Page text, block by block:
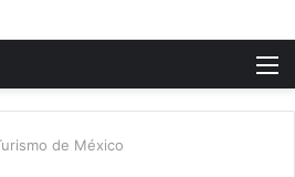
de México